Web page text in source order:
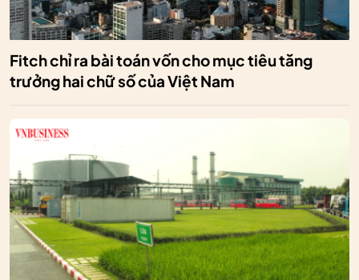
Fitch chỉ ra bài toán vốn cho mục tiêu tăng
trưởng hai chữ số của Việt Nam